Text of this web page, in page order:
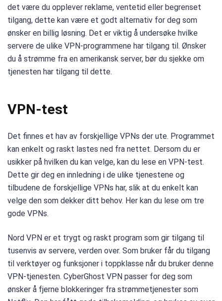
det være du opplever reklame, ventetid eller begrenset
tilgang, dette kan være et godt alternativ for deg som
ønsker en billig løsning. Det er viktig å undersøke hvilke
servere de ulike VPN-programmene har tilgang til. Ønsker
du å strømme fra en amerikansk server, bør du sjekke om
tjenesten har tilgang til dette.
VPN-test
Det finnes et hav av forskjellige VPNs der ute. Programmet
kan enkelt og raskt lastes ned fra nettet. Dersom du er
usikker på hvilken du kan velge, kan du lese en VPN-test.
Dette gir deg en innledning i de ulike tjenestene og
tilbudene de forskjellige VPNs har, slik at du enkelt kan
velge den som dekker ditt behov. Her kan du lese om tre
gode VPNs.
Nord VPN er et trygt og raskt program som gir tilgang til
tusenvis av servere, verden over. Som bruker får du tilgang
til verktøyer og funksjoner i toppklasse når du bruker denne
VPN-tjenesten. CyberGhost VPN passer for deg som
ønsker å fjerne blokkeringer fra strømmetjenester som